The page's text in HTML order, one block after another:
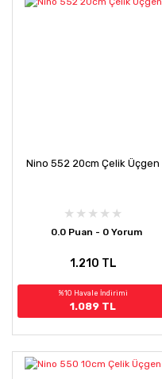
Nino 552 20cm Çelik Üçgen
0.0 Puan - 0 Yorum
1.210 TL
%10 Havale İndirimi
1.089 TL